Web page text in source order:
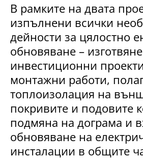
В рамките на двата
изпълнени всички
дейности за цялостно
обновяване –
инвестиционни
монтажни работи,
топлоизолация на
покривите и подовите
подмяна на дограма и
обновяване на
инсталации в общите